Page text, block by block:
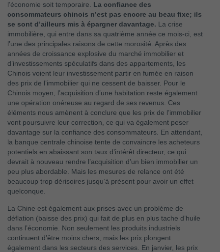
l’économie soit temporaire. La confiance des
consommateurs chinois n’est pas encore au beau fixe; ils
se sont d’ailleurs mis à épargner davantage. La crise
immobilière, qui entre dans sa quatrième année ce mois-ci, est
l’une des principales raisons de cette morosité. Après des
années de croissance explosive du marché immobilier et
d’investissements spéculatifs dans des appartements, les
Chinois voient leur investissement partir en fumée en raison
des prix de l’immobilier qui ne cessent de baisser. Pour le
Chinois moyen, l’acquisition d’une habitation reste également
une opération onéreuse au regard de ses revenus. Ces
éléments nous amènent à conclure que les prix de l’immobilier
vont poursuivre leur correction, ce qui va également peser
davantage sur la confiance des consommateurs. En attendant,
la banque centrale chinoise tente de convaincre les acheteurs
potentiels en abaissant son taux d’intérêt directeur, ce qui
devrait à nouveau rendre l’acquisition d’un bien immobilier un
peu plus abordable. Mais les mesures de relance ont été
beaucoup trop dérisoires jusqu’à présent pour avoir un effet
quelconque.
La Chine est également aux prises avec un problème de
déflation (baisse des prix) qui fait de plus en plus tache d’huile
dans l’économie. Non seulement les produits industriels
continuent d’être moins chers, mais les prix plongent
également dans les secteurs des services. En janvier, les prix